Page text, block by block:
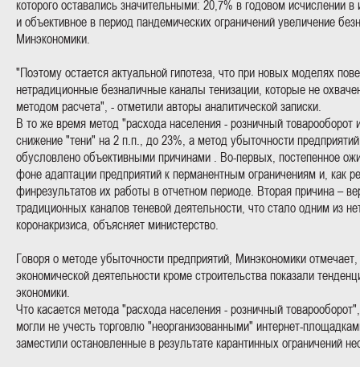
которого оставались значительными: 20,7% в годовом исчислении
и объективное в период пандемических ограничений увеличение
Минэкономики.
"Поэтому остается актуальной гипотеза, что при новых моделях
нетрадиционные безналичные каналы тенизации, которые не
методом расчета", - отметили авторы аналитической записки.
В то же время метод "расхода населения - розничный товарооборот
снижение "тени" на 2 п.п., до 23%, а метод убыточности
обусловлено объективными причинами . Во-первых, постепенное
фоне адаптации предприятий к перманентным ограничениям и, как
финрезультатов их работы в отчетном периоде. Вторая причина –
традиционных каналов теневой деятельности, что стало одним из
коронакризиса, объясняет министерство.
Говоря о методе убыточности предприятий, Минэкономики
экономической деятельности кроме строительства показали
экономики.
Что касается метода "расхода населения - розничный
могли не учесть торговлю "неорганизованными" интернет-
заместили остановленные в результате карантинных ограничений